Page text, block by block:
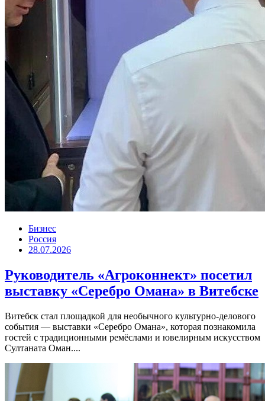
Бизнес
Россия
28.07.2026
Руководитель «Агроконнект» посетил
выставку «Серебро Омана» в Витебске
Витебск стал площадкой для необычного культурно-делового
события — выставки «Серебро Омана», которая познакомила
гостей с традиционными ремёслами и ювелирным искусством
Султаната Оман....